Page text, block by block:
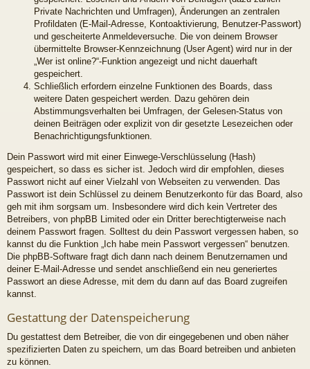
Private Nachrichten und Umfragen), Änderungen an zentralen
Profildaten (E-Mail-Adresse, Kontoaktivierung, Benutzer-Passwort)
und gescheiterte Anmeldeversuche. Die von deinem Browser
übermittelte Browser-Kennzeichnung (User Agent) wird nur in der
„Wer ist online?“-Funktion angezeigt und nicht dauerhaft
gespeichert.
Schließlich erfordern einzelne Funktionen des Boards, dass
weitere Daten gespeichert werden. Dazu gehören dein
Abstimmungsverhalten bei Umfragen, der Gelesen-Status von
deinen Beiträgen oder explizit von dir gesetzte Lesezeichen oder
Benachrichtigungsfunktionen.
Dein Passwort wird mit einer Einwege-Verschlüsselung (Hash)
gespeichert, so dass es sicher ist. Jedoch wird dir empfohlen, dieses
Passwort nicht auf einer Vielzahl von Webseiten zu verwenden. Das
Passwort ist dein Schlüssel zu deinem Benutzerkonto für das Board, also
geh mit ihm sorgsam um. Insbesondere wird dich kein Vertreter des
Betreibers, von phpBB Limited oder ein Dritter berechtigterweise nach
deinem Passwort fragen. Solltest du dein Passwort vergessen haben, so
kannst du die Funktion „Ich habe mein Passwort vergessen“ benutzen.
Die phpBB-Software fragt dich dann nach deinem Benutzernamen und
deiner E-Mail-Adresse und sendet anschließend ein neu generiertes
Passwort an diese Adresse, mit dem du dann auf das Board zugreifen
kannst.
Gestattung der Datenspeicherung
Du gestattest dem Betreiber, die von dir eingegebenen und oben näher
spezifizierten Daten zu speichern, um das Board betreiben und anbieten
zu können.